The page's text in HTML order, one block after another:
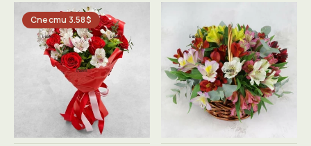
Спести 3.58$